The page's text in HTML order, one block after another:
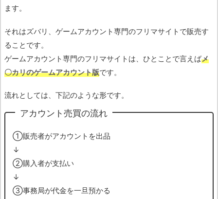
ます。
それはズバリ、ゲームアカウント専門のフリマサイトで販売す
ることです。
ゲームアカウント専門のフリマサイトは、ひとことで言えばメ
〇カリのゲームアカウント版です。
流れとしては、下記のような形です。
アカウント売買の流れ
➀販売者がアカウントを出品
↓
➁購入者が支払い
↓
➂事務局が代金を一旦預かる